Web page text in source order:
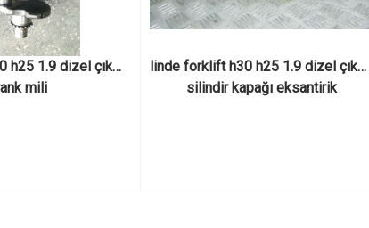
1.9 dizel çıkma
mili
linde forklift h30 h25 1.9 dizel çıkma
silindir kapağı eksantirik